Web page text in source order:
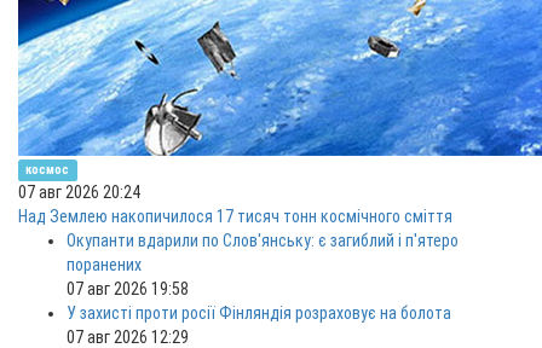
космос
07 авг 2026 20:24
Над Землею накопичилося 17 тисяч тонн космічного сміття
Окупанти вдарили по Слов'янську: є загиблий і п'ятеро
поранених
07 авг 2026 19:58
У захисті проти росії Фінляндія розраховує на болота
07 авг 2026 12:29